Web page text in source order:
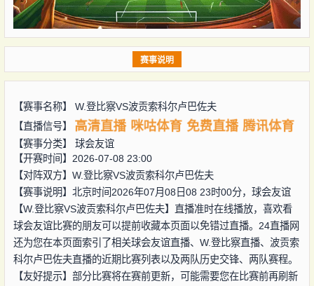
赛事说明
【赛事名称】 W.登比察VS波贡索科尔卢巴佐夫
【直播信号】
高清直播 咪咕体育 免费直播 腾讯体育
【赛事分类】 球会友谊
【开赛时间】2026-07-08 23:00
【对阵双方】 W.登比察VS波贡索科尔卢巴佐夫
【赛事说明】北京时间2026年07月08日08 23时00分，球会友谊
【W.登比察VS波贡索科尔卢巴佐夫】直播准时在线播放，喜欢看
球会友谊比赛的朋友可以提前收藏本页面以免错过直播。24直播网
还为您在本页面索引了相关球会友谊直播、W.登比察直播、波贡索
科尔卢巴佐夫直播的近期比赛列表以及两队历史交锋、两队赛程。
【友好提示】部分比赛将在赛前更新，可能需要您在比赛前再刷新